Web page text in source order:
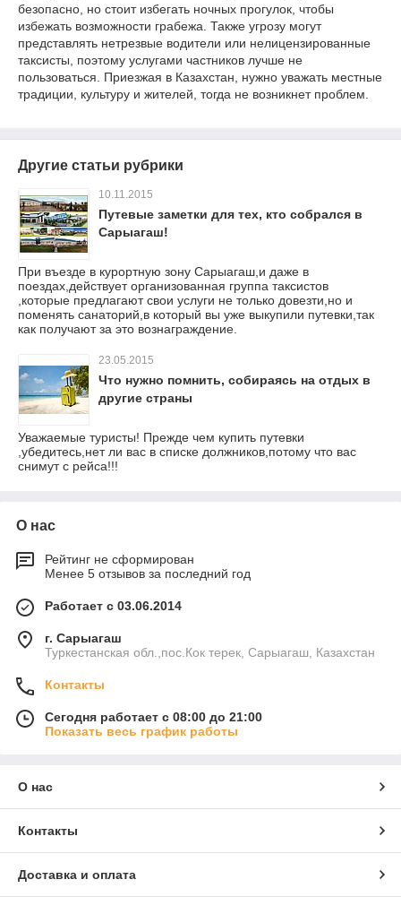
безопасно, но стоит избегать ночных прогулок, чтобы
избежать возможности грабежа. Также угрозу могут
представлять нетрезвые водители или нелицензированные
таксисты, поэтому услугами частников лучше не
пользоваться. Приезжая в Казахстан, нужно уважать местные
традиции, культуру и жителей, тогда не возникнет проблем.
Другие статьи рубрики
10.11.2015
Путевые заметки для тех, кто собрался в
Сарыагаш!
При въезде в курортную зону Сарыагаш,и даже в
поездах,действует организованная группа таксистов
,которые предлагают свои услуги не только довезти,но и
поменять санаторий,в который вы уже выкупили путевки,так
как получают за это вознаграждение.
23.05.2015
Что нужно помнить, собираясь на отдых в
другие страны
Уважаемые туристы! Прежде чем купить путевки
,убедитесь,нет ли вас в списке должников,потому что вас
снимут с рейса!!!
О нас
Рейтинг не сформирован
Менее 5 отзывов за последний год
Работает с 03.06.2014
г. Сарыагаш
Туркестанская обл.,пос.Кок терек, Сарыагаш, Казахстан
Контакты
Сегодня работает с 08:00 до 21:00
Показать весь график работы
О нас
Контакты
Доставка и оплата